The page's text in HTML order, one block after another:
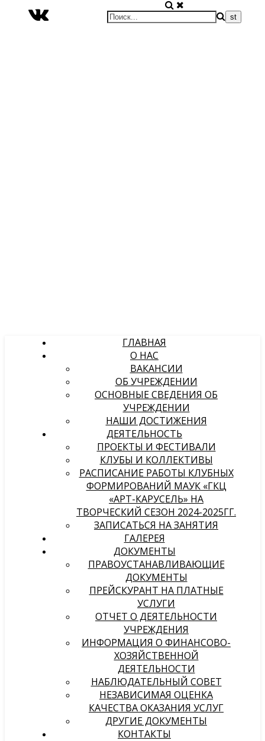
ГЛАВНАЯ
О НАС
ВАКАНСИИ
ОБ УЧРЕЖДЕНИИ
ОСНОВНЫЕ СВЕДЕНИЯ ОБ
УЧРЕЖДЕНИИ
НАШИ ДОСТИЖЕНИЯ
ДЕЯТЕЛЬНОСТЬ
ПРОЕКТЫ И ФЕСТИВАЛИ
КЛУБЫ И КОЛЛЕКТИВЫ
РАСПИСАНИЕ РАБОТЫ КЛУБНЫХ
ФОРМИРОВАНИЙ МАУК «ГКЦ
«АРТ-КАРУСЕЛЬ» НА
ТВОРЧЕСКИЙ СЕЗОН 2024-2025ГГ.
ЗАПИСАТЬСЯ НА ЗАНЯТИЯ
ГАЛЕРЕЯ
ДОКУМЕНТЫ
ПРАВОУСТАНАВЛИВАЮЩИЕ
ДОКУМЕНТЫ
ПРЕЙСКУРАНТ НА ПЛАТНЫЕ
УСЛУГИ
ОТЧЕТ О ДЕЯТЕЛЬНОСТИ
УЧРЕЖДЕНИЯ
ИНФОРМАЦИЯ О ФИНАНСОВО-
ХОЗЯЙСТВЕННОЙ
ДЕЯТЕЛЬНОСТИ
НАБЛЮДАТЕЛЬНЫЙ СОВЕТ
НЕЗАВИСИМАЯ ОЦЕНКА
КАЧЕСТВА ОКАЗАНИЯ УСЛУГ
ДРУГИЕ ДОКУМЕНТЫ
КОНТАКТЫ